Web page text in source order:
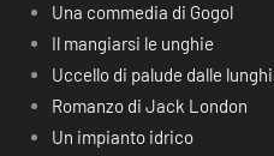
Una commedia di Gogol
Il mangiarsi le unghie
Uccello di palude dalle
Romanzo di Jack London
Un impianto idrico